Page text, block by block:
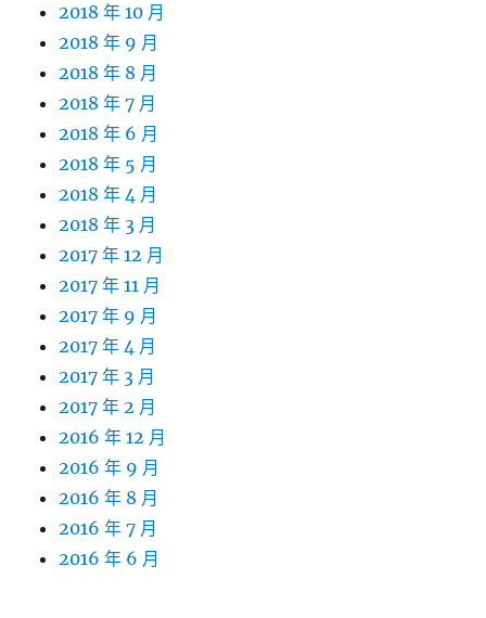
2018 年 10 月
2018 年 9 月
2018 年 8 月
2018 年 7 月
2018 年 6 月
2018 年 5 月
2018 年 4 月
2018 年 3 月
2017 年 12 月
2017 年 11 月
2017 年 9 月
2017 年 4 月
2017 年 3 月
2017 年 2 月
2016 年 12 月
2016 年 9 月
2016 年 8 月
2016 年 7 月
2016 年 6 月